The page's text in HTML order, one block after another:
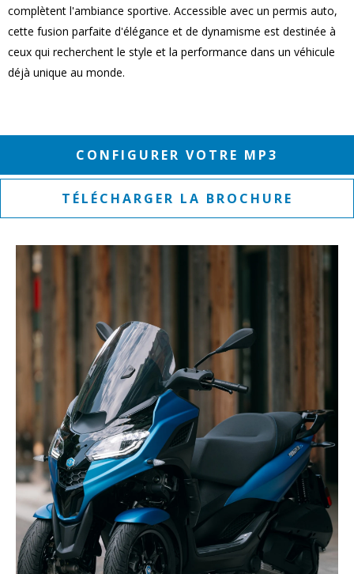
complètent l'ambiance sportive. Accessible avec un permis auto,
cette fusion parfaite d'élégance et de dynamisme est destinée à
ceux qui recherchent le style et la performance dans un véhicule
déjà unique au monde.
CONFIGURER VOTRE MP3
TÉLÉCHARGER LA BROCHURE